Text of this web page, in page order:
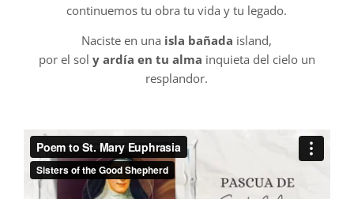
continuemos tu obra tu vida y tu legado.
Naciste en una isla bañada island,
por el sol y ardía en tu alma inquieta del cielo un
resplandor.